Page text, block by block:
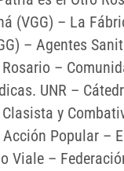
(VGG) – La
– Agentes
–
UNR –
y
Popular –
Viale –